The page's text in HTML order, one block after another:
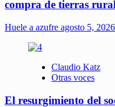
compra de tierras
Huele a azufre agosto 5, 2026
Claudio Katz
Otras voces
El resurgimiento del